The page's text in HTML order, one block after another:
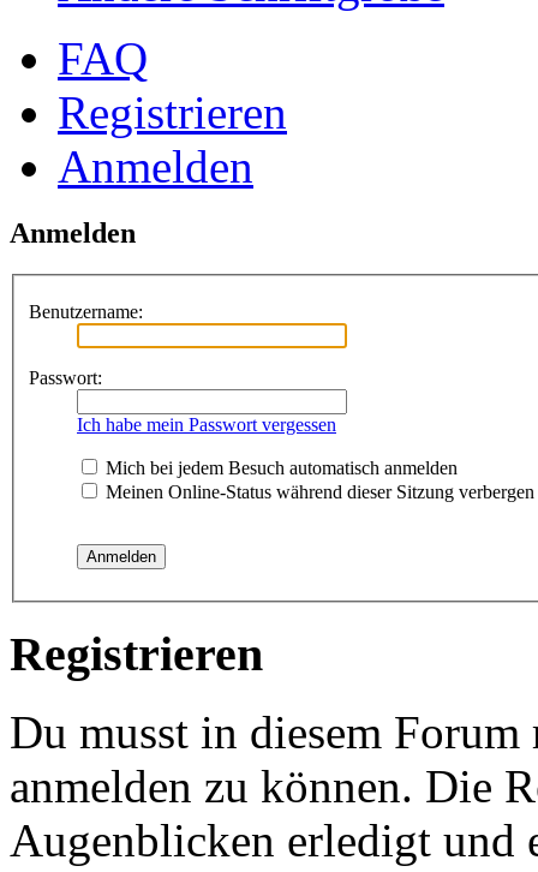
FAQ
Registrieren
Anmelden
Anmelden
Benutzername:
Passwort:
Ich habe mein Passwort vergessen
Mich bei jedem Besuch automatisch anmelden
Meinen Online-Status während dieser Sitzung verbergen
Registrieren
Du musst in diesem
anmelden zu können. Die
Augenblicken erledigt und